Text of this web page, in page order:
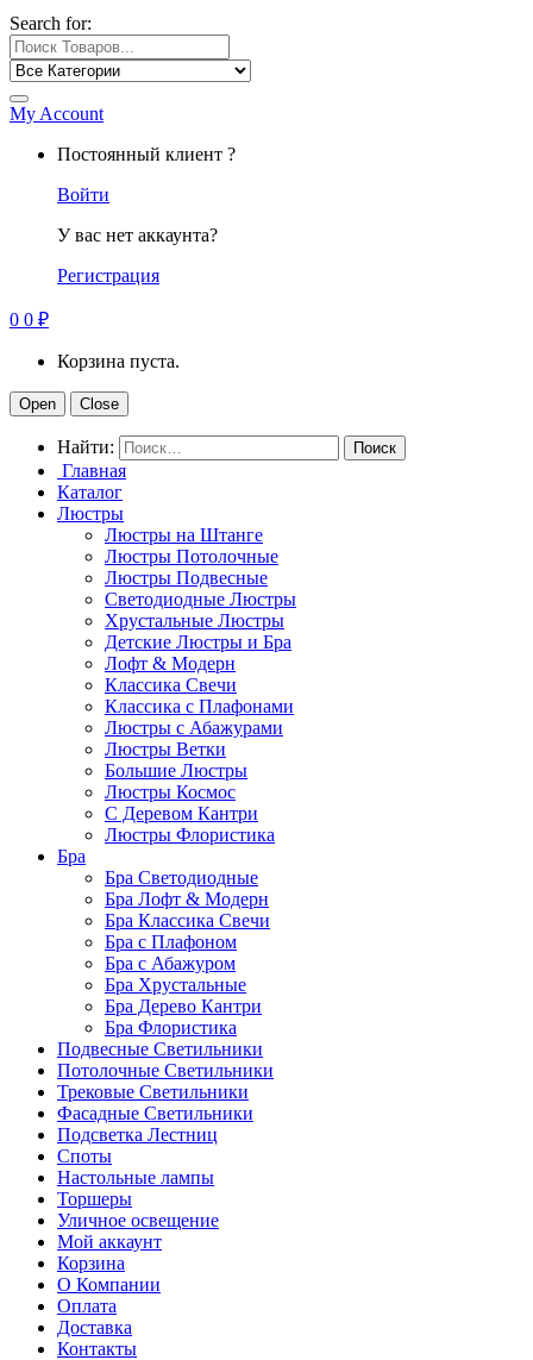
Search for:
My Account
Постоянный клиент ?
Войти
У вас нет аккаунта?
Регистрация
0 0 ₽
Корзина пуста.
Open Close
Найти:
Главная
Каталог
Люстры
Люстры на Штанге
Люстры Потолочные
Люстры Подвесные
Светодиодные Люстры
Хрустальные Люстры
Детские Люстры и Бра
Лофт & Модерн
Классика Свечи
Классика с Плафонами
Люстры с Абажурами
Люстры Ветки
Большие Люстры
Люстры Космос
С Деревом Кантри
Люстры Флористика
Бра
Бра Светодиодные
Бра Лофт & Модерн
Бра Классика Свечи
Бра с Плафоном
Бра с Абажуром
Бра Хрустальные
Бра Дерево Кантри
Бра Флористика
Подвесные Светильники
Потолочные Светильники
Трековые Светильники
Фасадные Светильники
Подсветка Лестниц
Споты
Настольные лампы
Торшеры
Уличное освещение
Мой аккаунт
Корзина
О Компании
Оплата
Доставка
Контакты